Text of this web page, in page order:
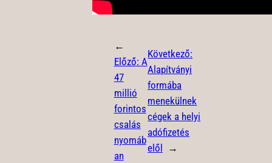
←
Előző: A
47
millió
forintos
csalás
nyomáb
an
Következő:
Alapítványi
formába
menekülnek
cégek a helyi
adófizetés
elől
→